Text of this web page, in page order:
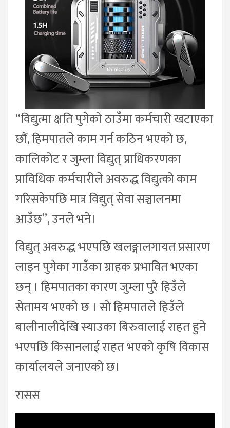
“विद्युत्मा क्षति पुगेको ठाउँमा कर्मचारी खटाएका
छौँ, हिमपातले काम गर्न कठिन भएको छ,
कालिकोट र जुम्ला विद्युत् प्राधिकरणका
प्राविधिक कर्मचारीले अवरुद्ध विद्युत्को काम
गरिसकेपछि मात्र विद्युत् सेवा सञ्चालनमा
आउँछ”, उनले भने।
विद्युत् अवरुद्ध भएपछि खलङ्गालगायत प्रसारण
लाइन पुगेका गाउँका ग्राहक प्रभावित भएका
छन् । हिमपातका कारण जुम्ला पुरै हिउँले
सेतामय भएको छ । सो हिमपातले हिउँले
बालीनालीदेखि स्याउका बिरुवालाई राहत हुने
भएपछि किसानलाई राहत भएको कृषि विकास
कार्यालयले जनाएको छ।
रासस